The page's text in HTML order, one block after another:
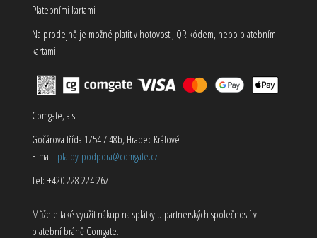
Platebními kartami
Na prodejně je možné platit v hotovosti, QR kódem, nebo platebními
kartami.
Comgate, a.s.
Gočárova třída 1754 / 48b, Hradec Králové
E-mail: platby-podpora@comgate.cz
Tel: +420 228 224 267
Můžete také využít nákup na splátky u partnerských společností v
platební bráně Comgate.